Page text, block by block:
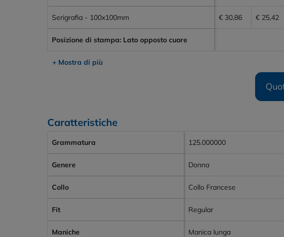
Serigrafia - 100x100mm € 30,86 € 25,42
Posizione di stampa: Lato opposto cuore
+ Mostra di più
Caratteristiche
Grammatura 125.000000
Genere Donna
Collo Collo Francese
Fit Regular
Maniche Manica lunga